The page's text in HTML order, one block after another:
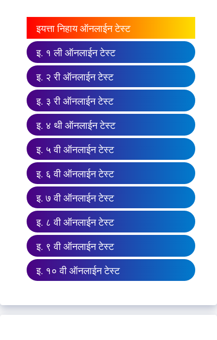
इयत्ता निहाय ऑनलाईन टेस्ट
इ. १ ली ऑनलाईन टेस्ट
इ. २ री ऑनलाईन टेस्ट
इ. ३ री ऑनलाईन टेस्ट
इ. ४ थी ऑनलाईन टेस्ट
इ. ५ वी ऑनलाईन टेस्ट
इ. ६ वी ऑनलाईन टेस्ट
इ. ७ वी ऑनलाईन टेस्ट
इ. ८ वी ऑनलाईन टेस्ट
इ. ९ वी ऑनलाईन टेस्ट
इ. १० वी ऑनलाईन टेस्ट